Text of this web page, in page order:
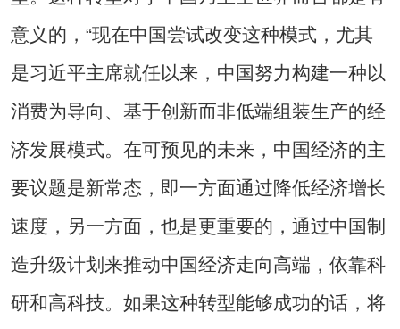
意义的，“现在中国尝试改变这种模式，尤其
是习近平主席就任以来，中国努力构建一种以
消费为导向、基于创新而非低端组装生产的经
济发展模式。在可预见的未来，中国经济的主
要议题是新常态，即一方面通过降低经济增长
速度，另一方面，也是更重要的，通过中国制
造升级计划来推动中国经济走向高端，依靠科
研和高科技。如果这种转型能够成功的话，将